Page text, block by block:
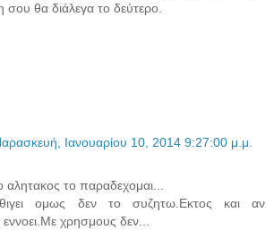
θα διάλεγα το δεύτερο.
Ιανουαρίου 10, 2014 9:27:00 μ.μ.
αλητακος το παραδεχομαι...
ομως δεν το συζητω.Εκτος και αν
εννοει.Με χρησμους δεν...